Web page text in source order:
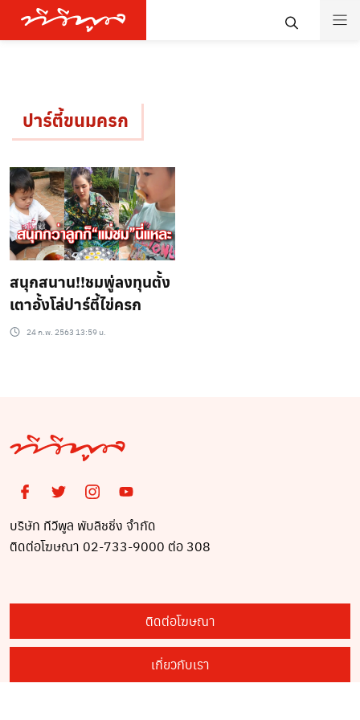
ปาร์ตี้ขนมครก
สนุกสนาน!!ชมพู่ลงทุนตั้ง
เตาอั้งโล่ปาร์ตี้ไข่ครก
24 ก.พ. 2563 13:59 น.
บริษัท ทีวีพูล พับลิชชิ่ง จำกัด
ติดต่อโฆษณา 02-733-9000 ต่อ 308
ติดต่อโฆษณา
เกี่ยวกับเรา